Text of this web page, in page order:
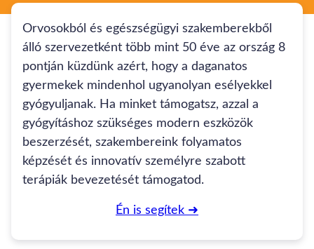
Orvosokból és egészségügyi szakemberekből
álló szervezetként több mint 50 éve az ország 8
pontján küzdünk azért, hogy a daganatos
gyermekek mindenhol ugyanolyan esélyekkel
gyógyuljanak. Ha minket támogatsz, azzal a
gyógyításhoz szükséges modern eszközök
beszerzését, szakembereink folyamatos
képzését és innovatív személyre szabott
terápiák bevezetését támogatod.
Én is segítek ➜